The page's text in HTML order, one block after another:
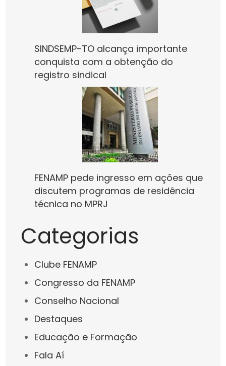
SINDSEMP-TO alcança importante
conquista com a obtenção do
registro sindical
FENAMP pede ingresso em ações que
discutem programas de residência
técnica no MPRJ
Categorias
Clube FENAMP
Congresso da FENAMP
Conselho Nacional
Destaques
Educação e Formação
Fala Aí